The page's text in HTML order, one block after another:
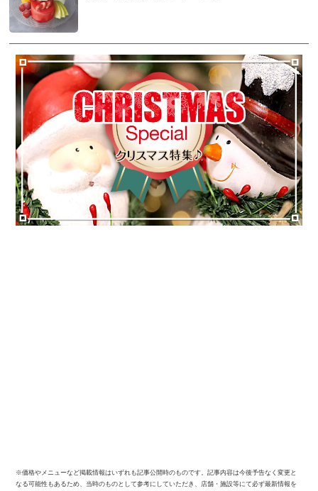
※価格やメニューなど掲載情報はいずれも記事公開時のものです。記事内容は今後予告なく変更と
なる可能性もあるため、当時のものとして参考にしていただき、店舗・施設等にて必ず最新情報を